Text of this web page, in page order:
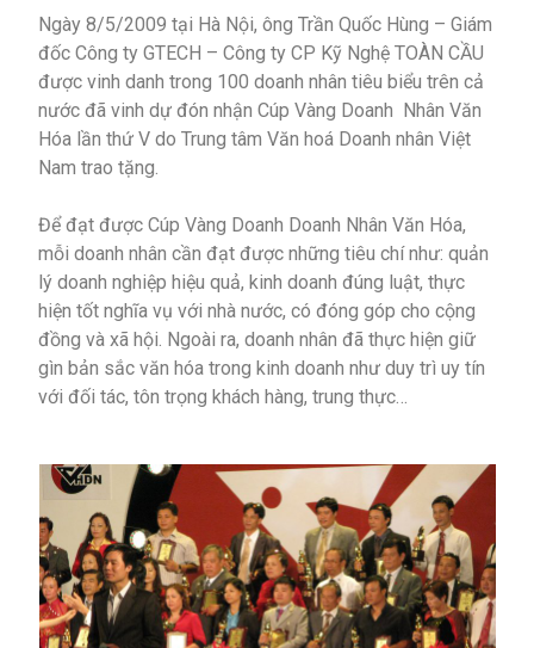
Ngày 8/5/2009 tại Hà Nội, ông Trần Quốc Hùng – Giám
đốc Công ty GTECH – Công ty CP Kỹ Nghệ TOÀN CẦU
được vinh danh trong 100 doanh nhân tiêu biểu trên cả
nước đã vinh dự đón nhận Cúp Vàng Doanh Nhân Văn
Hóa lần thứ V do Trung tâm Văn hoá Doanh nhân Việt
Nam trao tặng.
Để đạt được Cúp Vàng Doanh Doanh Nhân Văn Hóa,
mỗi doanh nhân cần đạt được những tiêu chí như: quản
lý doanh nghiệp hiệu quả, kinh doanh đúng luật, thực
hiện tốt nghĩa vụ với nhà nước, có đóng góp cho cộng
đồng và xã hội. Ngoài ra, doanh nhân đã thực hiện giữ
gìn bản sắc văn hóa trong kinh doanh như duy trì uy tín
với đối tác, tôn trọng khách hàng, trung thực…